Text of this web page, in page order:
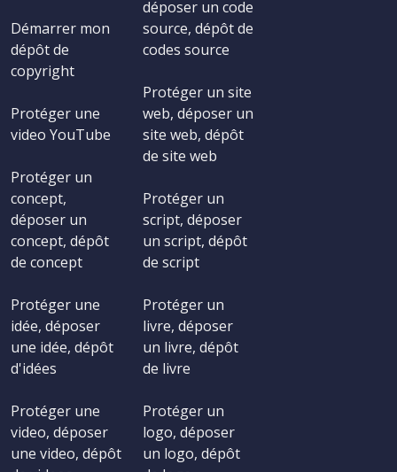
Démarrer mon
dépôt de
copyright
Protéger une
video YouTube
Protéger un
concept,
déposer un
concept, dépôt
de concept
Protéger une
idée, déposer
une idée, dépôt
d'idées
Protéger une
video, déposer
une video, dépôt
déposer un code
source, dépôt de
codes source
Protéger un site
web, déposer un
site web, dépôt
de site web
Protéger un
script, déposer
un script, dépôt
de script
Protéger un
livre, déposer
un livre, dépôt
de livre
Protéger un
logo, déposer
un logo, dépôt